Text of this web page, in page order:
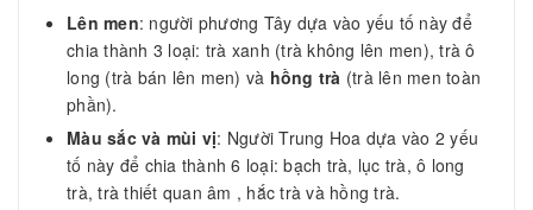
Lên men: người phương Tây dựa vào yếu tố này để
chia thành 3 loại: trà xanh (trà không lên men), trà ô
long (trà bán lên men) và hồng trà (trà lên men toàn
phần).
Màu sắc và mùi vị: Người Trung Hoa dựa vào 2 yếu
tố này để chia thành 6 loại: bạch trà, lục trà, ô long
trà, trà thiết quan âm , hắc trà và hồng trà.